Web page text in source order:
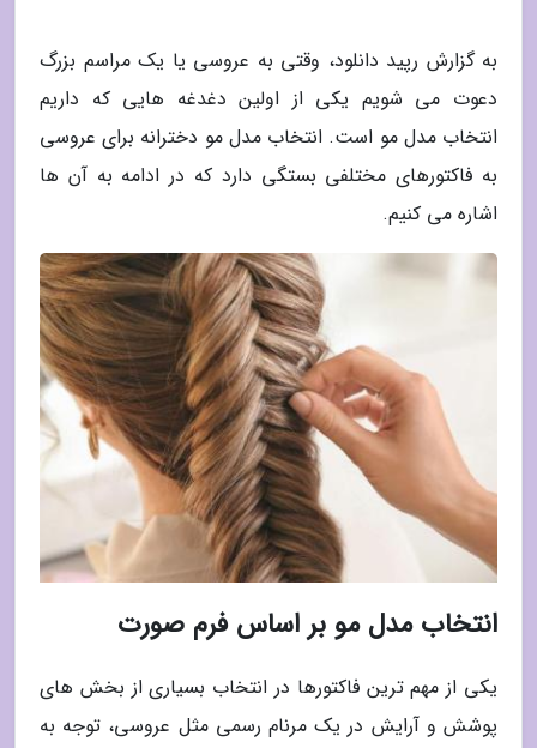
به گزارش رپید دانلود، وقتی به عروسی یا یک مراسم بزرگ
دعوت می شویم یکی از اولین دغدغه هایی که داریم
انتخاب مدل مو است. انتخاب مدل مو دخترانه برای عروسی
به فاکتورهای مختلفی بستگی دارد که در ادامه به آن ها
اشاره می کنیم.
انتخاب مدل مو بر اساس فرم صورت
یکی از مهم ترین فاکتورها در انتخاب بسیاری از بخش های
پوشش و آرایش در یک مرنام رسمی مثل عروسی، توجه به